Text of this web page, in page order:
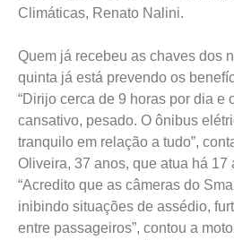
Climáticas, Renato Nalini.
Quem já recebeu as chaves dos
quinta já está prevendo os
“Dirijo cerca de 9 horas por dia e
cansativo, pesado. O ônibus
tranquilo em relação a tudo”,
Oliveira, 37 anos, que atua há 17
“Acredito que as câmeras do
inibindo situações de assédio,
entre passageiros”, contou a